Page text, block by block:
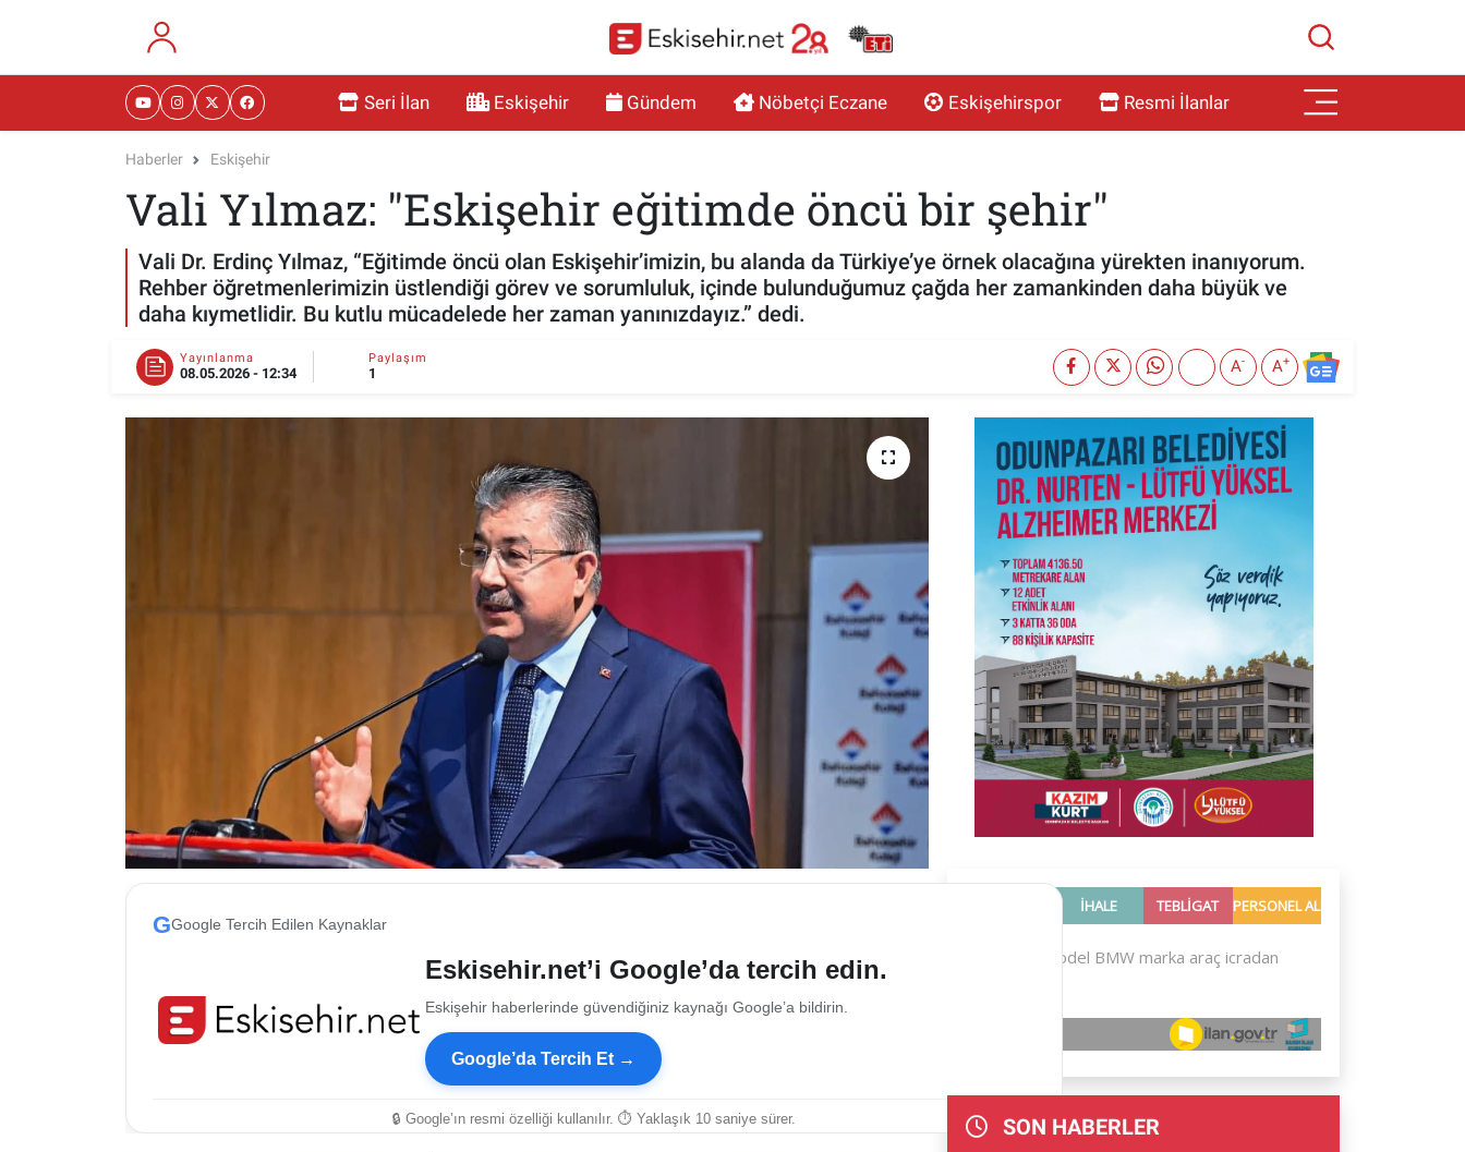
Seri İlan Eskişehir Gündem Nöbetçi Eczane Eskişehirspor Resmi İlanlar
Haberler Eskişehir
Vali Yılmaz: "Eskişehir eğitimde öncü bir şehir"
Vali Dr. Erdinç Yılmaz, “Eğitimde öncü olan Eskişehir’imizin, bu alanda da Türkiye’ye örnek olacağına yürekten inanıyorum.
Rehber öğretmenlerimizin üstlendiği görev ve sorumluluk, içinde bulunduğumuz çağda her zamankinden daha büyük ve
daha kıymetlidir. Bu kutlu mücadelede her zaman yanınızdayız.” dedi.
Yayınlanma
08.05.2026 - 12:34
Paylaşım
1 A- A+
GGoogle Tercih Edilen Kaynaklar
Eskisehir.net’i Google’da tercih edin.
Eskişehir haberlerinde güvendiğiniz kaynağı Google’a bildirin.
Google’da Tercih Et →
🔒 Google’ın resmi özelliği kullanılır. ⏱ Yaklaşık 10 saniye sürer. SON HABERLER
RESMİ İLANLAR
SAĞLIK
MAGAZİN
TEKNOLOJİ
Eskişehir Nöbetçi Eczaneler
Eskişehir Namaz Vakitleri
Eskişehir Trafik Yoğunluk Haritası
Süper Lig Puan Durumu ve Fikstür
Tüm Manşetler
Son Dakika Haberleri